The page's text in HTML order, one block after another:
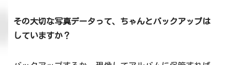
その大切な写真データって、ちゃんとバックアップは
していますか？